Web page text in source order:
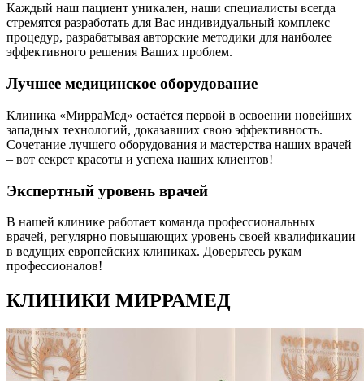
Каждый наш пациент уникален, наши специалисты всегда
стремятся разработать для Вас индивидуальный комплекс
процедур, разрабатывая авторские методики для наиболее
эффективного решения Ваших проблем.
Лучшее медицинское оборудование
Клиника «МирраМед» остаётся первой в освоении новейших
западных технологий, доказавших свою эффективность.
Сочетание лучшего оборудования и мастерства наших врачей
– вот секрет красоты и успеха наших клиентов!
Экспертный уровень врачей
В нашей клинике работает команда профессиональных
врачей, регулярно повышающих уровень своей квалификации
в ведущих европейских клиниках. Доверьтесь рукам
профессионалов!
КЛИНИКИ МИРРАМЕД